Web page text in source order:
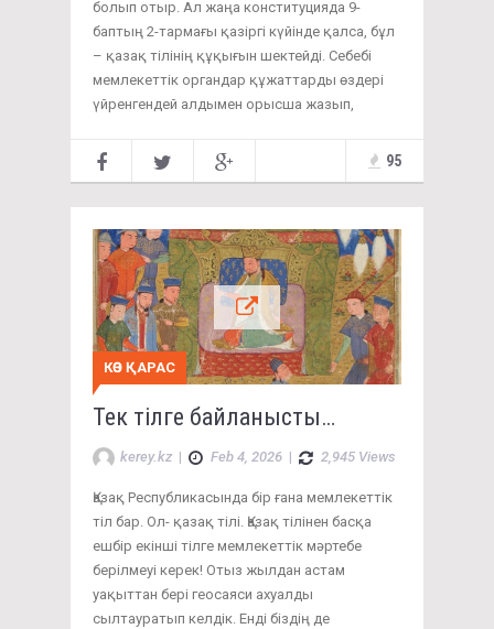
болып отыр. Ал жаңа конституцияда 9-
баптың 2-тармағы қазіргі күйінде қалса, бұл
– қазақ тілінің құқығын шектейді. Себебі
мемлекеттік органдар құжаттарды өздері
үйренгендей алдымен орысша жазып,
95
КӨЗ ҚАРАС
Тек тілге байланысты…
kerey.kz | Feb 4, 2026 | 2,945 Views
Қазақ Республикасында бір ғана мемлекеттік
тіл бар. Ол- қазақ тілі. Қазақ тілінен басқа
ешбір екінші тілге мемлекеттік мәртебе
берілмеуі керек! Отыз жылдан астам
уақыттан бері геосаяси ахуалды
сылтауратып келдік. Енді біздің де